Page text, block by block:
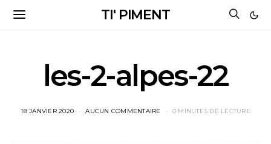
TI' PIMENT
les-2-alpes-22
18 JANVIER 2020 AUCUN COMMENTAIRE 0 MINUTES DE LECTURE